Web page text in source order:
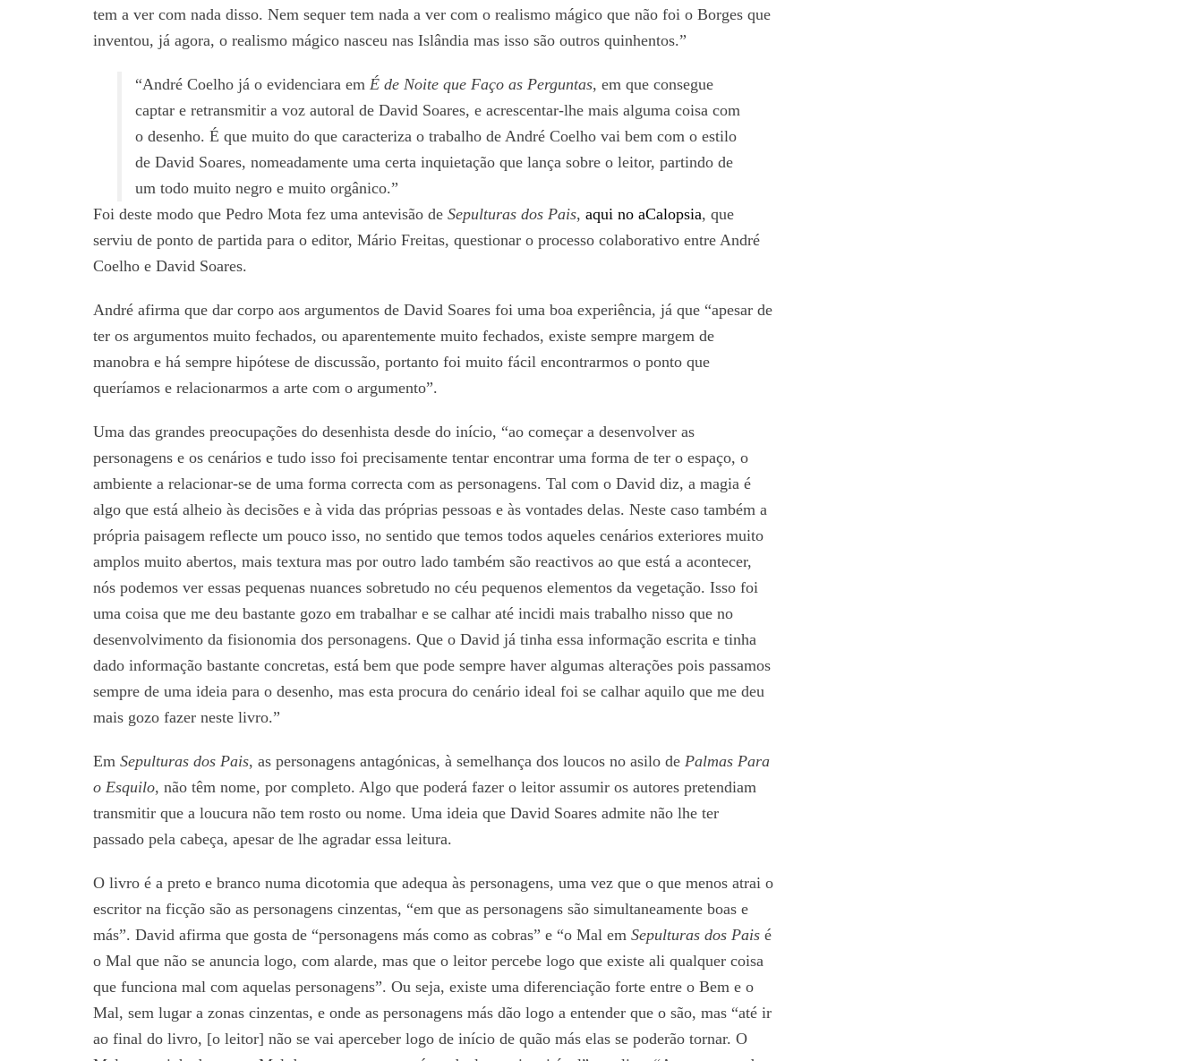
tem a ver com nada disso. Nem sequer tem nada a ver com o realismo mágico que não foi o Borges que
inventou, já agora, o realismo mágico nasceu nas Islândia mas isso são outros quinhentos.”
“André Coelho já o evidenciara em É de Noite que Faço as Perguntas, em que consegue
captar e retransmitir a voz autoral de David Soares, e acrescentar-lhe mais alguma coisa com
o desenho. É que muito do que caracteriza o trabalho de André Coelho vai bem com o estilo
de David Soares, nomeadamente uma certa inquietação que lança sobre o leitor, partindo de
um todo muito negro e muito orgânico.”
Foi deste modo que Pedro Mota fez uma antevisão de Sepulturas dos Pais, aqui no aCalopsia, que
serviu de ponto de partida para o editor, Mário Freitas, questionar o processo colaborativo entre André
Coelho e David Soares.
André afirma que dar corpo aos argumentos de David Soares foi uma boa experiência, já que “apesar de
ter os argumentos muito fechados, ou aparentemente muito fechados, existe sempre margem de
manobra e há sempre hipótese de discussão, portanto foi muito fácil encontrarmos o ponto que
queríamos e relacionarmos a arte com o argumento”.
Uma das grandes preocupações do desenhista desde do início, “ao começar a desenvolver as
personagens e os cenários e tudo isso foi precisamente tentar encontrar uma forma de ter o espaço, o
ambiente a relacionar-se de uma forma correcta com as personagens. Tal com o David diz, a magia é
algo que está alheio às decisões e à vida das próprias pessoas e às vontades delas. Neste caso também a
própria paisagem reflecte um pouco isso, no sentido que temos todos aqueles cenários exteriores muito
amplos muito abertos, mais textura mas por outro lado também são reactivos ao que está a acontecer,
nós podemos ver essas pequenas nuances sobretudo no céu pequenos elementos da vegetação. Isso foi
uma coisa que me deu bastante gozo em trabalhar e se calhar até incidi mais trabalho nisso que no
desenvolvimento da fisionomia dos personagens. Que o David já tinha essa informação escrita e tinha
dado informação bastante concretas, está bem que pode sempre haver algumas alterações pois passamos
sempre de uma ideia para o desenho, mas esta procura do cenário ideal foi se calhar aquilo que me deu
mais gozo fazer neste livro.”
Em Sepulturas dos Pais, as personagens antagónicas, à semelhança dos loucos no asilo de Palmas Para
o Esquilo, não têm nome, por completo. Algo que poderá fazer o leitor assumir os autores pretendiam
transmitir que a loucura não tem rosto ou nome. Uma ideia que David Soares admite não lhe ter
passado pela cabeça, apesar de lhe agradar essa leitura.
O livro é a preto e branco numa dicotomia que adequa às personagens, uma vez que o que menos atrai o
escritor na ficção são as personagens cinzentas, “em que as personagens são simultaneamente boas e
más”. David afirma que gosta de “personagens más como as cobras” e “o Mal em Sepulturas dos Pais é
o Mal que não se anuncia logo, com alarde, mas que o leitor percebe logo que existe ali qualquer coisa
que funciona mal com aquelas personagens”. Ou seja, existe uma diferenciação forte entre o Bem e o
Mal, sem lugar a zonas cinzentas, e onde as personagens más dão logo a entender que o são, mas “até ir
ao final do livro, [o leitor] não se vai aperceber logo de início de quão más elas se poderão tornar. O